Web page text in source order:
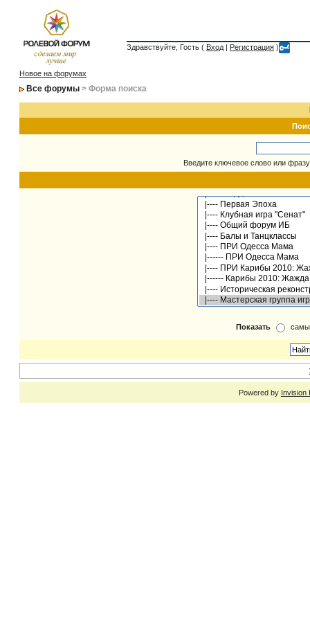
Здравствуйте, Гость ( Вход | Регистрация )
Новое на форумах
Все форумы > Форма поиска
Введите ключевое слово или
Показать
Powered by Invision